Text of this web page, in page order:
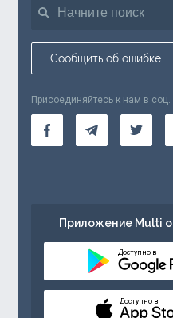
Сообщить об ошибке
Присоединяйтесь к нам в соц.
Приложение Multi
Доступно в
Доступно в